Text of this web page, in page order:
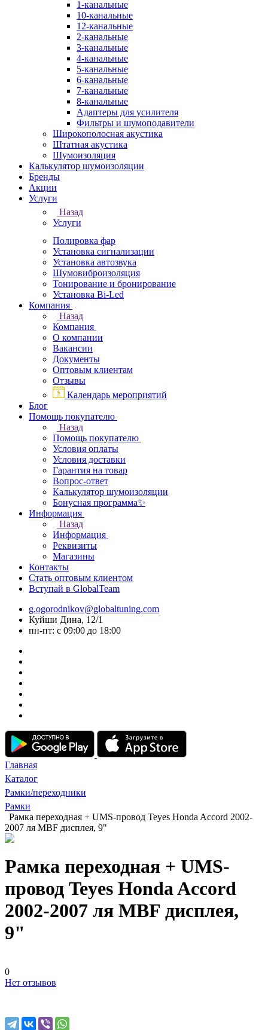
1-канальные
10-канальные
12-канальные
2-канальные
3-канальные
4-канальные
5-канальные
6-канальные
7-канальные
8-канальные
Адаптеры для усилителя
Фильтры и шумоподавители
Широкополосная акустика
Штатная акустика
Шумоизоляция
Калькулятор шумоизоляции
Бренды
Акции
Услуги
Назад
Услуги
Полировка фар
Установка сигнализации
Установка автозвука
Шумовиброизоляция
Тонирование и бронирование
Установка Bi-Led
Компания
Назад
Компания
О компании
Вакансии
Документы
Оптовым клиентам
Отзывы
Календарь мероприятий
Блог
Помощь покупателю
Назад
Помощь покупателю
Условия оплаты
Условия доставки
Гарантия на товар
Вопрос-ответ
Калькулятор шумоизоляции
Бонусная программа✨
Информация
Назад
Информация
Реквизиты
Магазины
Контакты
Стать оптовым клиентом
Вступай в GlobalTeam
g.ogorodnikov@globaltuning.com
Куйши Дина, 12/1
пн-пт: с 09:00 до 18:00
Главная
Каталог
Рамки/переходники
Рамки
Рамка переходная + UMS-провод Teyes Honda Accord 2002-
2007 ля MBF дисплея, 9"
Рамка переходная + UMS-
провод Teyes Honda Accord
2002-2007 ля MBF дисплея,
9"
0
Нет отзывов